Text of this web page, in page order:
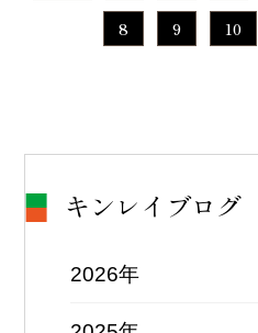
8 9 10
キンレイブログ
2026年